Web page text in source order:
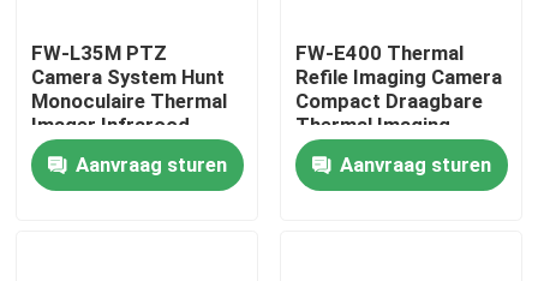
Thuis
Producten
FW-L35M PTZ
Camera System Hunt
Monoculaire Thermal
Imager Infrarood
Scope Nachtzicht
Aanvraag sturen
FW-E400 Thermal
Refile Imaging Camera
Compact Draagbare
Thermal Imaging
Nachtzicht
Aanvraag sturen